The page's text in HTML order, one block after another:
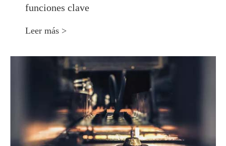
funciones clave
Leer más >